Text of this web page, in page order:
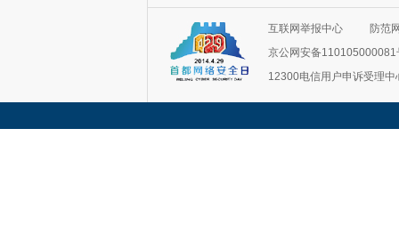
互联网举报中心
防范
京公网安备110105000081
12300电信用户申诉受理中